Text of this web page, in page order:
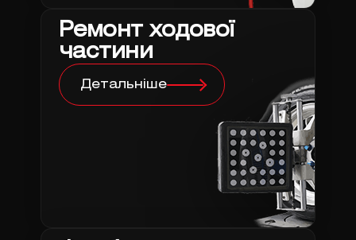
Ремонт ходової
частини
Детальніше